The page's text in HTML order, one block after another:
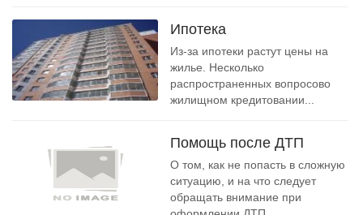
Ипотека
Из-за ипотеки растут цены на
жилье. Несколько
распространенных вопросово
жилищном кредитовании...
Помощь после ДТП
О том, как не попасть в сложную
ситуацию, и на что следует
обращать внимание при